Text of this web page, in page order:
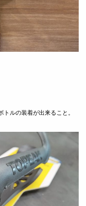
ルの装着が出来ること。